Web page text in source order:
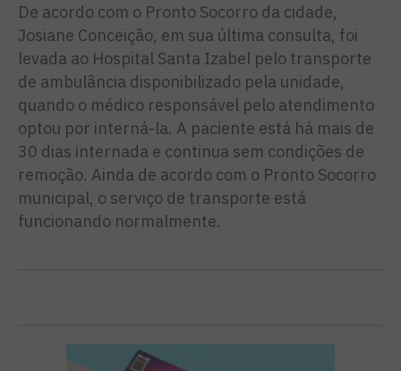
De acordo com o Pronto Socorro da cidade,
Josiane Conceição, em sua última consulta, foi
levada ao Hospital Santa Izabel pelo transporte
de ambulância disponibilizado pela unidade,
quando o médico responsável pelo atendimento
optou por interná-la. A paciente está há mais de
30 dias internada e continua sem condições de
remoção. Ainda de acordo com o Pronto Socorro
municipal, o serviço de transporte está
funcionando normalmente.